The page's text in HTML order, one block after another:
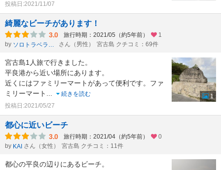
投稿日:2021/11/07
綺麗なビーチがあります！
3.0 旅行時期：2021/05（約5年前）
1
by
ソロトラベラーたけし さん（男性） 宮古島 クチコミ：69件
宮古島1人旅で行きました。
平良港から近い場所にあります。
近くにはファミリーマートがあって便利です。ファ
ミリーマート ...
続きを読む
投稿日:2021/05/27
1
都心に近いビーチ
3.0 旅行時期：2021/04（約5年前）
0
by KAI さん（女性） 宮古島 クチコミ：11件
都心の平良の辺りにあるビーチ。